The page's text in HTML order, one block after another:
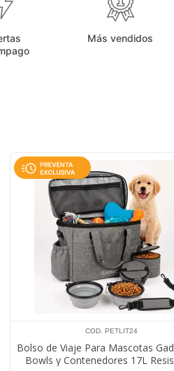
Más vendidos
COD. PETLIT24
Bolso de Viaje Para Mascotas
Bowls y Contenedores 17L